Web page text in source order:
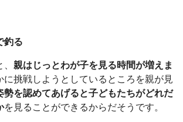
釣る
親はじっとわが子を見る時間が増えま
に挑戦しようとしているところを親が見
勢を認めてあげると子どもたちがどれだ
を見ることができるからだそうです。